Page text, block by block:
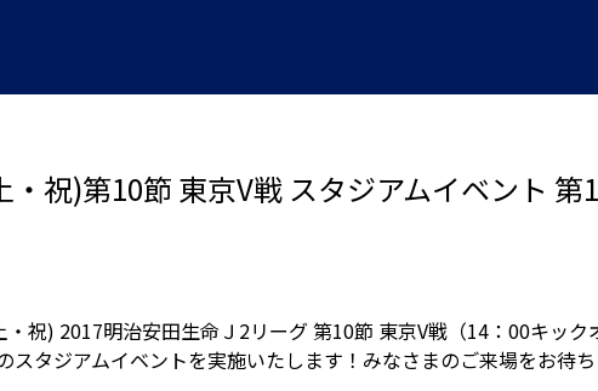
・祝)第10節 東京V戦 スタジアムイベント 第
・祝) 2017明治安田生命Ｊ2リーグ 第10節 東京V戦（14：00キッ
スタジアムイベントを実施いたします！みなさまのご来場をお待ち